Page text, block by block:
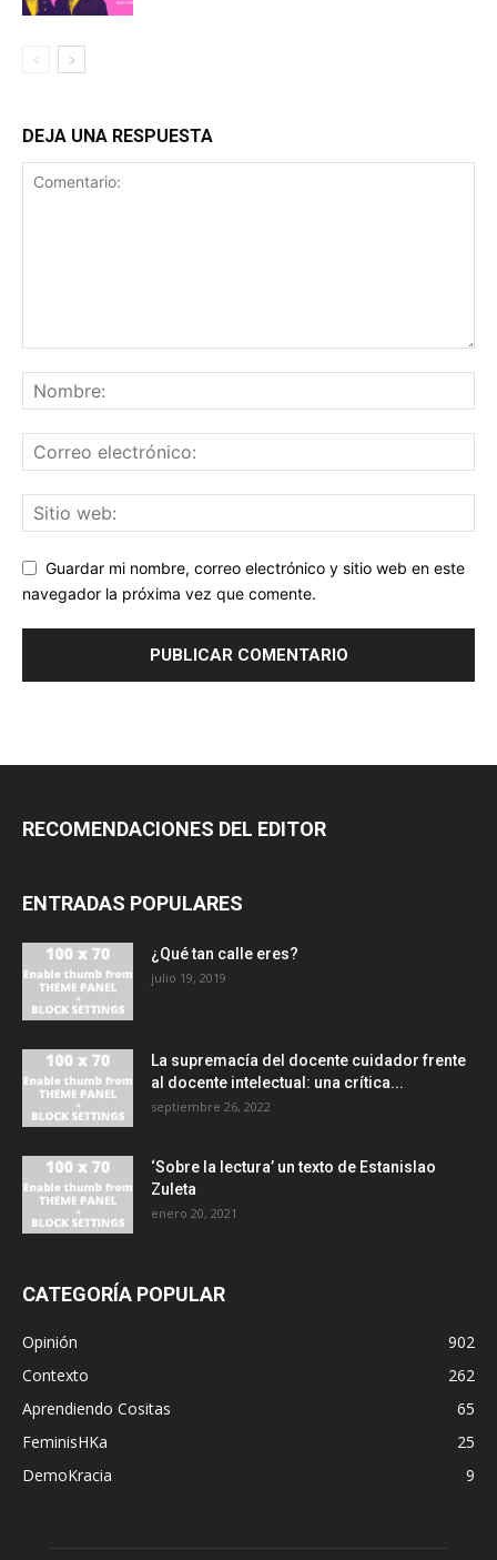
DEJA UNA RESPUESTA
Guardar mi nombre, correo electrónico y sitio web en este
navegador la próxima vez que comente.
RECOMENDACIONES DEL EDITOR
ENTRADAS POPULARES
¿Qué tan calle eres?
julio 19, 2019
La supremacía del docente cuidador frente
al docente intelectual: una crítica...
septiembre 26, 2022
‘Sobre la lectura’ un texto de Estanislao
Zuleta
enero 20, 2021
CATEGORÍA POPULAR
Opinión
902
Contexto
262
Aprendiendo Cositas
65
FeminisHKa
25
DemoKracia
9